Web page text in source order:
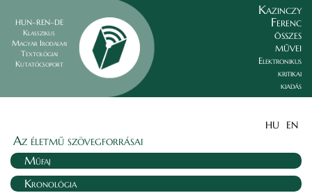
HUN–REN–DE
Klasszikus
Magyar Irodalmi
Textológiai
Kutatócsoport
Kazinczy
Ferenc
összes
művei
Elektronikus
kritikai
kiadás
HU EN
Az életmű szövegforrásai
Műfaj
Kronológia